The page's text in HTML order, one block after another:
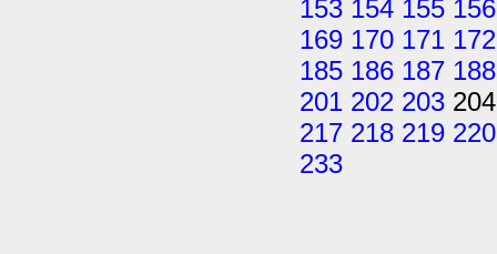
153 154 155 156
169 170 171 172
185 186 187 188
201 202 203
217 218 219 220
233